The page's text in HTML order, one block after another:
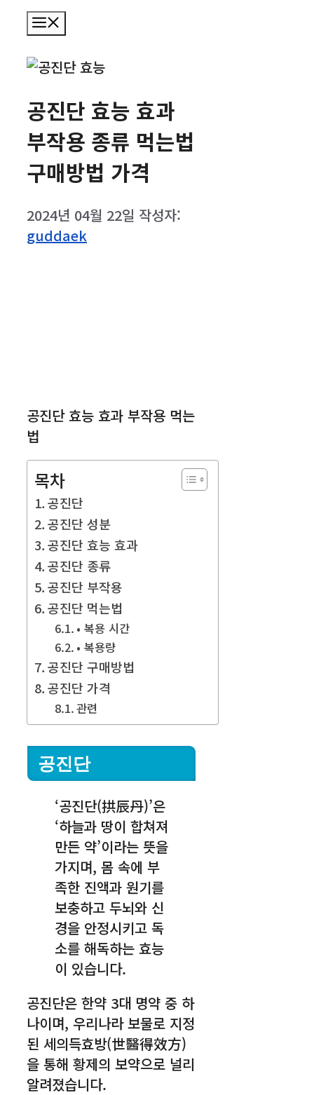
공진단 효능 효과
부작용 종류 먹는법
구매방법 가격
2024년 04월 22일 작성자:
guddaek
공진단 효능 효과 부작용 먹는
법
목차
공진단
공진단 성분
공진단 효능 효과
공진단 종류
공진단 부작용
공진단 먹는법
• 복용 시간
• 복용량
공진단 구매방법
공진단 가격
관련
공진단
‘공진단(拱辰丹)’은
‘하늘과 땅이 합쳐져
만든 약’이라는 뜻을
가지며, 몸 속에 부
족한 진액과 원기를
보충하고 두뇌와 신
경을 안정시키고 독
소를 해독하는 효능
이 있습니다.
공진단은 한약 3대 명약 중 하
나이며, 우리나라 보물로 지정
된 세의득효방(世醫得效方)
을 통해 황제의 보약으로 널리
알려졌습니다.